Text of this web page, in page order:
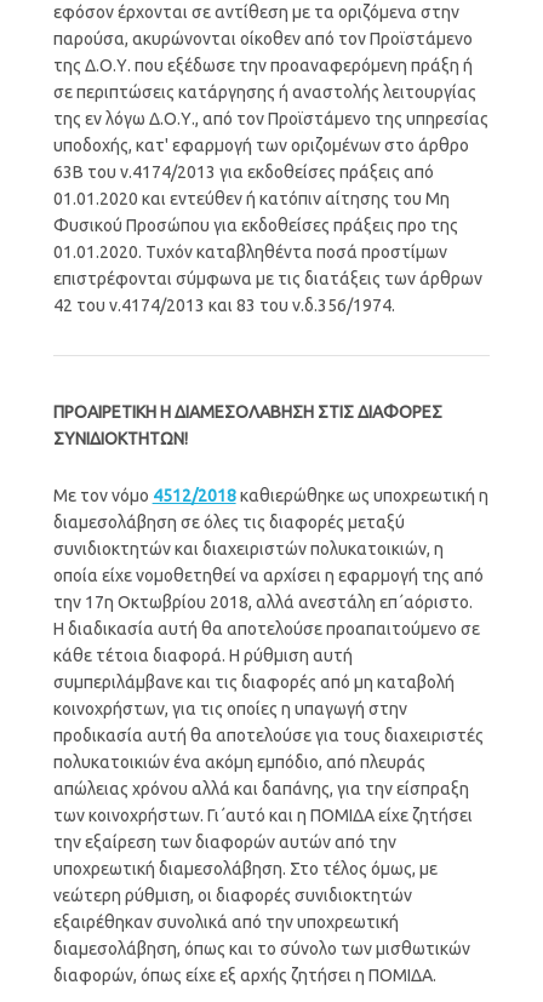
εφόσον έρχονται σε αντίθεση με τα οριζόμενα στην
παρούσα, ακυρώνονται οίκοθεν από τον Προϊστάμενο
της Δ.Ο.Υ. που εξέδωσε την προαναφερόμενη πράξη ή
σε περιπτώσεις κατάργησης ή αναστολής λειτουργίας
της εν λόγω Δ.Ο.Υ., από τον Προϊστάμενο της υπηρεσίας
υποδοχής, κατ' εφαρμογή των οριζομένων στο άρθρο
63Β του ν.4174/2013 για εκδοθείσες πράξεις από
01.01.2020 και εντεύθεν ή κατόπιν αίτησης του Μη
Φυσικού Προσώπου για εκδοθείσες πράξεις προ της
01.01.2020. Τυχόν καταβληθέντα ποσά προστίμων
επιστρέφονται σύμφωνα με τις διατάξεις των άρθρων
42 του ν.4174/2013 και 83 του ν.δ.356/1974.
ΠΡΟΑΙΡΕΤΙΚΗ Η ΔΙΑΜΕΣΟΛΑΒΗΣΗ ΣΤΙΣ ΔΙΑΦΟΡΕΣ
ΣΥΝΙΔΙΟΚΤΗΤΩΝ!
Με τον νόμο 4512/2018καθιερώθηκε ως υποχρεωτική η
διαμεσολάβηση σε όλες τις διαφορές μεταξύ
συνιδιοκτητών και διαχειριστών πολυκατοικιών, η
οποία είχε νομοθετηθεί να αρχίσει η εφαρμογή της από
την 17η Οκτωβρίου 2018, αλλά ανεστάλη επ΄αόριστο.
Η διαδικασία αυτή θα αποτελούσε προαπαιτούμενο σε
κάθε τέτοια διαφορά. Η ρύθμιση αυτή
συμπεριλάμβανε και τις διαφορές από μη καταβολή
κοινοχρήστων, για τις οποίες η υπαγωγή στην
προδικασία αυτή θα αποτελούσε για τους διαχειριστές
πολυκατοικιών ένα ακόμη εμπόδιο, από πλευράς
απώλειας χρόνου αλλά και δαπάνης, για την είσπραξη
των κοινοχρήστων. Γι΄αυτό και η ΠΟΜΙΔΑ είχε ζητήσει
την εξαίρεση των διαφορών αυτών από την
υποχρεωτική διαμεσολάβηση. Στο τέλος όμως, με
νεώτερη ρύθμιση, οι διαφορές συνιδιοκτητών
εξαιρέθηκαν συνολικά από την υποχρεωτική
διαμεσολάβηση, όπως και το σύνολο των μισθωτικών
διαφορών, όπως είχε εξ αρχής ζητήσει η ΠΟΜΙΔΑ.